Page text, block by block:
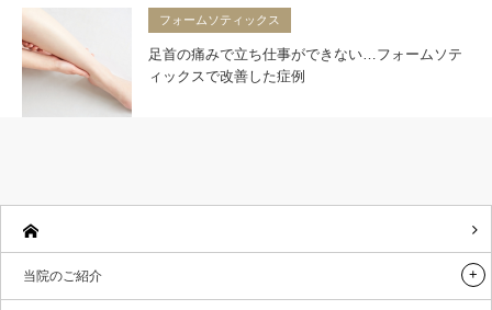
フォームソティックス
足首の痛みで立ち仕事ができない…フォームソテ
ィックスで改善した症例
当院のご紹介